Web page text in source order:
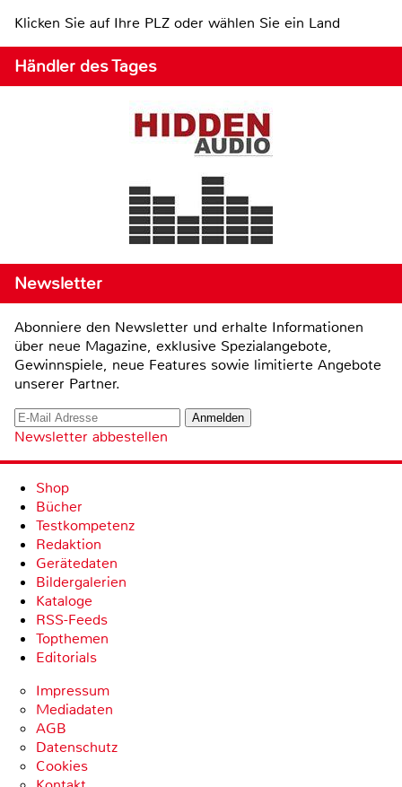
Klicken Sie auf Ihre PLZ oder wählen Sie ein Land
Händler des Tages
Newsletter
Abonniere den Newsletter und erhalte Informationen
über neue Magazine, exklusive Spezialangebote,
Gewinnspiele, neue Features sowie limitierte Angebote
unserer Partner.
Newsletter abbestellen
Shop
Bücher
Testkompetenz
Redaktion
Gerätedaten
Bildergalerien
Kataloge
RSS-Feeds
Topthemen
Editorials
Impressum
Mediadaten
AGB
Datenschutz
Cookies